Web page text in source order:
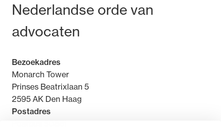
Bezoek- en postadres
Nederlandse orde van
advocaten
Bezoekadres
Monarch Tower
Prinses Beatrixlaan 5
2595 AK Den Haag
Postadres